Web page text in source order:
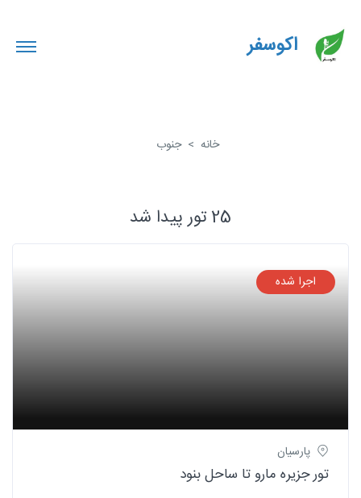
اکوسفر
خانه جنوب
25 تور پیدا شد
اجرا شده
پارسیان
تور جزیره مارو تا ساحل بنود